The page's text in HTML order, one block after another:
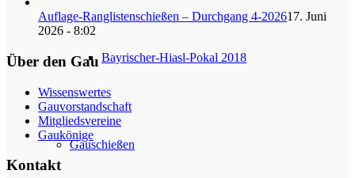
Bayrischer-Hiasl-Pokal 2018
Gauschießen
Auflage-Ranglistenschießen – Durchgang 4-202617. Juni
2026 - 8:02
Über den Gau
Wissenswertes
Gauvorstandschaft
Mitgliedsvereine
Gaukönige
Kontakt